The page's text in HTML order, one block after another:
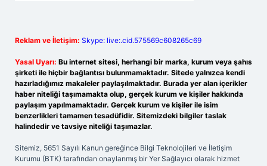
Reklam ve İletişim: Skype: live:.cid.575569c608265c69
Yasal Uyarı: Bu internet sitesi, herhangi bir marka, kurum veya şahıs
şirketi ile hiçbir bağlantısı bulunmamaktadır. Sitede yalnızca kendi
hazırladığımız makaleler paylaşılmaktadır. Burada yer alan içerikler
haber niteliği taşımamakta olup, gerçek kurum ve kişiler hakkında
paylaşım yapılmamaktadır. Gerçek kurum ve kişiler ile isim
benzerlikleri tamamen tesadüfidir. Sitemizdeki bilgiler taslak
halindedir ve tavsiye niteliği taşımazlar.
Sitemiz, 5651 Sayılı Kanun gereğince Bilgi Teknolojileri ve İletişim
Kurumu (BTK) tarafından onaylanmış bir Yer Sağlayıcı olarak hizmet